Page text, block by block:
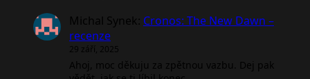
Michal Synek: Cronos: The New Dawn –
recenze
29 září, 2025
Ahoj, moc děkuju za zpětnou vazbu. Dej pak